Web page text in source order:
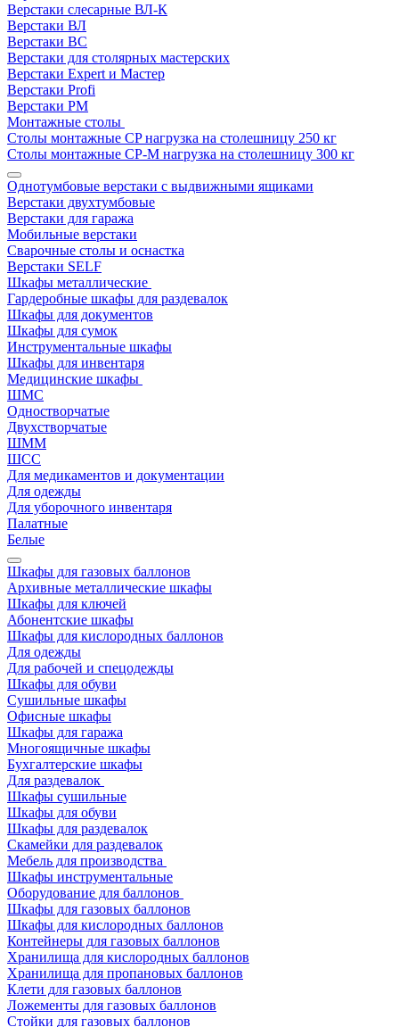
Верстаки слесарные ВЛ-К
Верстаки ВЛ
Верстаки ВС
Верстаки для столярных мастерских
Верстаки Expert и Мастер
Верстаки Profi
Верстаки РМ
Монтажные столы
Столы монтажные СP нагрузка на столешницу 250 кг
Столы монтажные СР-М нагрузка на столешницу 300 кг
Однотумбовые верстаки с выдвижными ящиками
Верстаки двухтумбовые
Верстаки для гаража
Мобильные верстаки
Сварочные столы и оснастка
Верстаки SELF
Шкафы металлические
Гардеробные шкафы для раздевалок
Шкафы для документов
Шкафы для сумок
Инструментальные шкафы
Шкафы для инвентаря
Медицинские шкафы
ШМС
Одностворчатые
Двухстворчатые
ШММ
ШСС
Для медикаментов и документации
Для одежды
Для уборочного инвентаря
Палатные
Белые
Шкафы для газовых баллонов
Архивные металлические шкафы
Шкафы для ключей
Абонентские шкафы
Шкафы для кислородных баллонов
Для одежды
Для рабочей и спецодежды
Шкафы для обуви
Сушильные шкафы
Офисные шкафы
Шкафы для гаража
Многоящичные шкафы
Бухгалтерские шкафы
Для раздевалок
Шкафы сушильные
Шкафы для обуви
Шкафы для раздевалок
Скамейки для раздевалок
Мебель для производства
Шкафы инструментальные
Оборудование для баллонов
Шкафы для газовых баллонов
Шкафы для кислородных баллонов
Контейнеры для газовых баллонов
Хранилища для кислородных баллонов
Хранилища для пропановых баллонов
Клети для газовых баллонов
Ложементы для газовых баллонов
Стойки для газовых баллонов